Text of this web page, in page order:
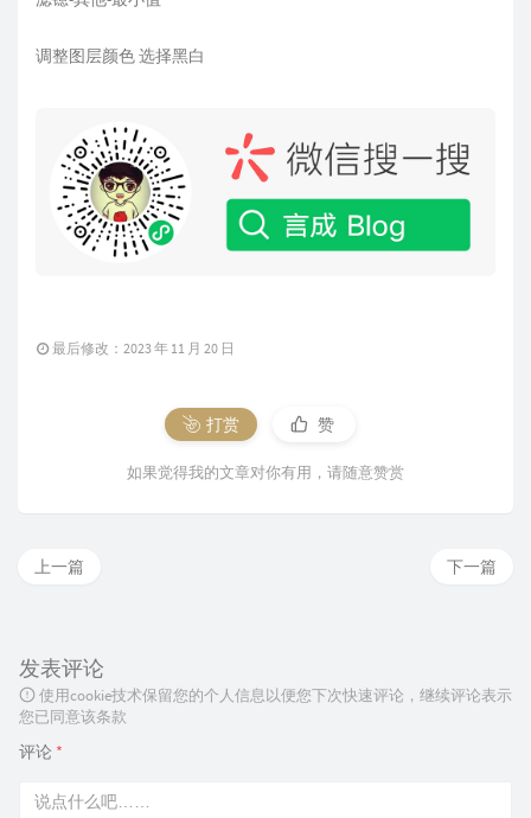
调整图层颜色 选择黑白
最后修改：2023 年 11 月 20 日
打赏 赞
如果觉得我的文章对你有用，请随意赞赏
下一篇
上一篇
发表评论
使用cookie技术保留您的个人信息以便您下次快速评论，继续评论表示
您已同意该条款
评论 *